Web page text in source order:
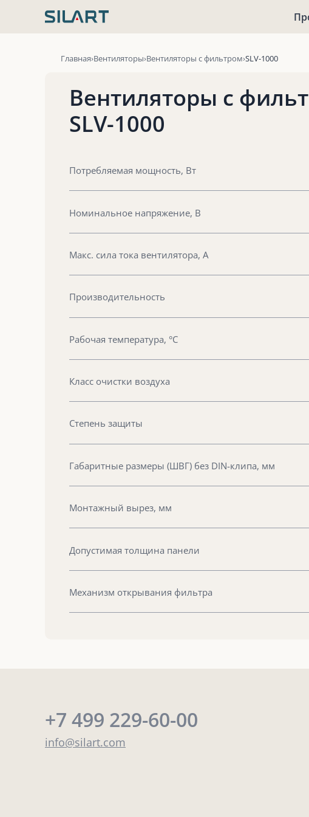
Главная Вентиляторы Вентиляторы с фильтром SLV-1000
Вентиляторы с
SLV-1000
Потребляемая мощность, Вт
Номинальное напряжение, В
Макс. сила тока вентилятора, А
Производительность
Рабочая температура, °С
Класс очистки воздуха
Степень защиты
Габаритные размеры (ШВГ) без DIN-клипа, мм
Монтажный вырез, мм
Допустимая толщина панели
Механизм открывания фильтра
+7 499 229-60-00
info@silart.com